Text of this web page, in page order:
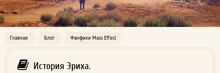
Главная Блог Фанфики Mass Effect
История Эриха.